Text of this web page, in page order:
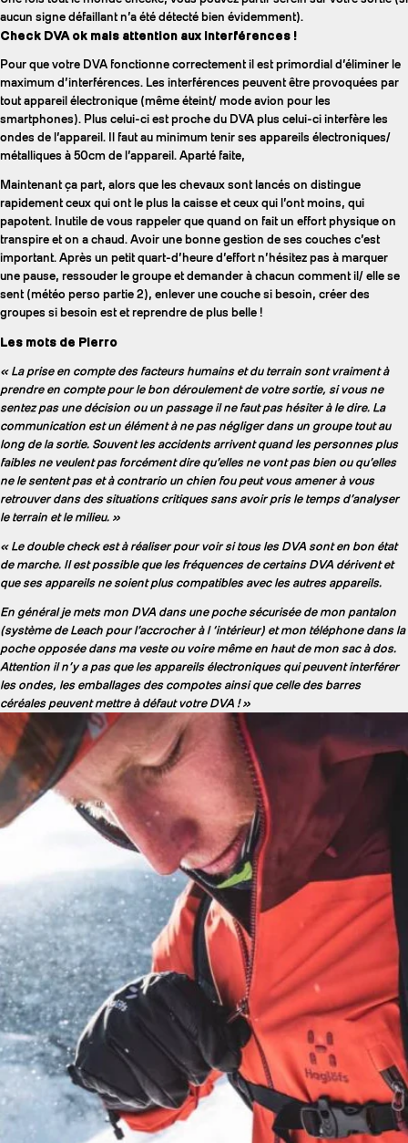
aucun signe défaillant n’a été détecté bien évidemment).
Check DVA ok mais attention aux interférences !
Pour que votre DVA fonctionne correctement il est primordial d’éliminer le
maximum d’interférences. Les interférences peuvent être provoquées par
tout appareil électronique (même éteint/ mode avion pour les
smartphones). Plus celui-ci est proche du DVA plus celui-ci interfère les
ondes de l’appareil. Il faut au minimum tenir ses appareils électroniques/
métalliques à 50cm de l’appareil. Aparté faite,
Maintenant ça part, alors que les chevaux sont lancés on distingue
rapidement ceux qui ont le plus la caisse et ceux qui l’ont moins, qui
papotent. Inutile de vous rappeler que quand on fait un effort physique on
transpire et on a chaud. Avoir une bonne gestion de ses couches c’est
important. Après un petit quart-d’heure d’effort n’hésitez pas à marquer
une pause, ressouder le groupe et demander à chacun comment il/ elle se
sent (météo perso partie 2), enlever une couche si besoin, créer des
groupes si besoin est et reprendre de plus belle !
Les mots de Pierro
« La prise en compte des facteurs humains et du terrain sont vraiment à
prendre en compte pour le bon déroulement de votre sortie, si vous ne
sentez pas une décision ou un passage il ne faut pas hésiter à le dire. La
communication est un élément à ne pas négliger dans un groupe tout au
long de la sortie. Souvent les accidents arrivent quand les personnes plus
faibles ne veulent pas forcément dire qu’elles ne vont pas bien ou qu’elles
ne le sentent pas et à contrario un chien fou peut vous amener à vous
retrouver dans des situations critiques sans avoir pris le temps d’analyser
le terrain et le milieu. »
« Le double check est à réaliser pour voir si tous les DVA sont en bon état
de marche. Il est possible que les fréquences de certains DVA dérivent et
que ses appareils ne soient plus compatibles avec les autres appareils.
En général je mets mon DVA dans une poche sécurisée de mon pantalon
(système de Leach pour l’accrocher à l ‘intérieur) et mon téléphone dans la
poche opposée dans ma veste ou voire même en haut de mon sac à dos.
Attention il n’y a pas que les appareils électroniques qui peuvent interférer
les ondes, les emballages des compotes ainsi que celle des barres
céréales peuvent mettre à défaut votre DVA ! »